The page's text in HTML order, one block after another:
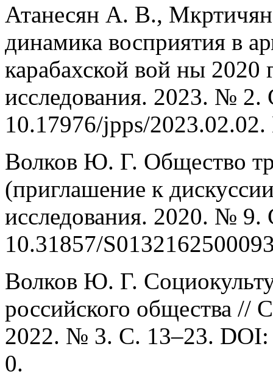
Атанесян А. В.,
динамика восприятия в
карабахской вой ны
исследования. 2023. №
10.17976/jpps/
Волков Ю. Г. Общество
(приглашение к
исследования. 2020. №
10.31857/
Волков Ю. Г.
российского общества //
2022. № 3. С. 13–23. DOI:
0.